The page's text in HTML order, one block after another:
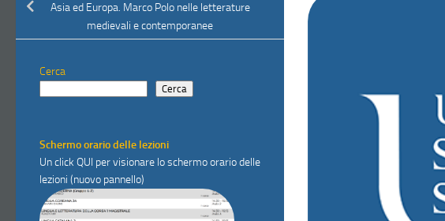
Asia ed Europa. Marco Polo nelle letterature
medievali e contemporanee
Cerca
Cerca
Schermo orario delle lezioni
Un click QUI per visionare lo schermo orario delle
lezioni (nuovo pannello)